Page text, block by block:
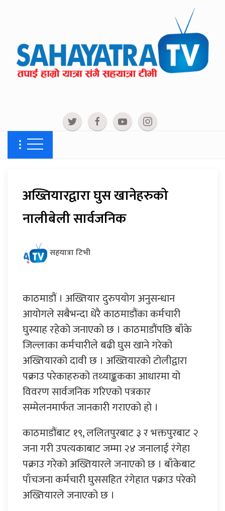
अख्तियारद्वारा घुस खानेहरुको
नालीबेली सार्वजनिक
सहयात्रा टिभी
काठमाडौं । अख्तियार दुरुपयोग अनुसन्धान
आयोगले सबैभन्दा धेरै काठमाडौंका कर्मचारी
घुस्याह रहेको जनाएको छ । काठमाडौंपछि बाँके
जिल्लाका कर्मचारीले बढी घुस खाने गरेको
अख्तियारको दावी छ । अख्तियारको टोलीद्वारा
पक्राउ परेकाहरुको तथ्याङ्ककका आधारमा यो
विवरण सार्वजनिक गरिएको पत्रकार
सम्मेलनमार्फत जानकारी गराएको हो ।
काठमाडौंबाट १९, ललितपुरबाट ३ र भक्तपुरबाट २
जना गरी उपत्यकाबाट जम्मा २४ जनालाई रंगेहा
पक्राउ गरेको अख्तियारले जनाएको छ । बाँकेबाट
पाँचजना कर्मचारी घुससहित रंगेहात पक्राउ परेको
अख्तियारले जनाएको छ ।